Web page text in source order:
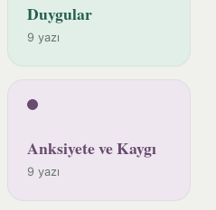
Duygular
9 yazı
Anksiyete ve Kaygı
9 yazı